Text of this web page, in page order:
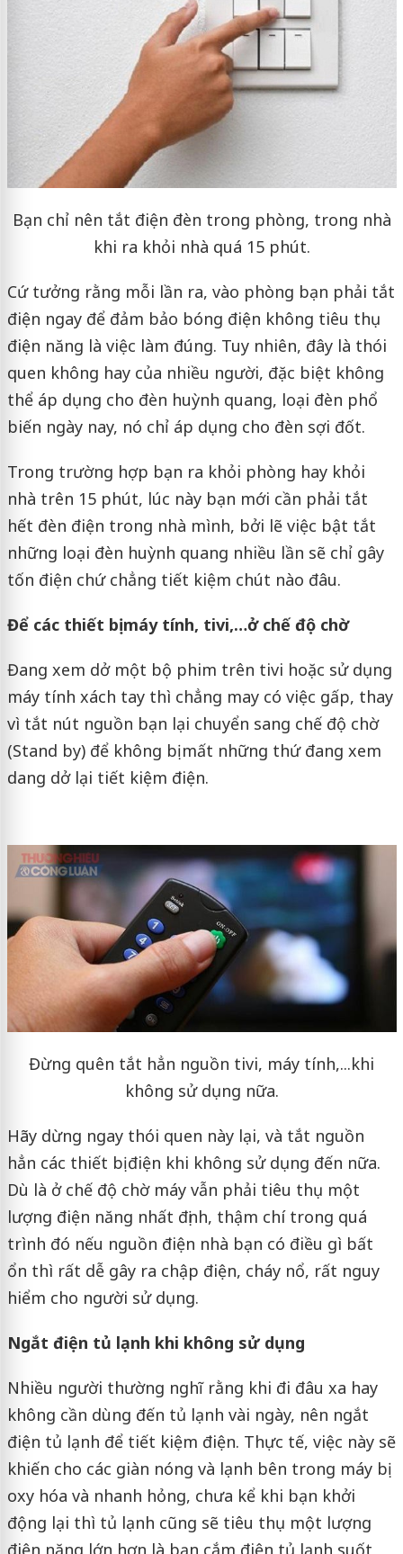
Bạn chỉ nên tắt điện đèn trong phòng, trong nhà
khi ra khỏi nhà quá 15 phút.
Cứ tưởng rằng mỗi lần ra, vào phòng bạn phải tắt
điện ngay để đảm bảo bóng điện không tiêu thụ
điện năng là việc làm đúng. Tuy nhiên, đây là thói
quen không hay của nhiều người, đặc biệt không
thể áp dụng cho đèn huỳnh quang, loại đèn phổ
biến ngày nay, nó chỉ áp dụng cho đèn sợi đốt.
Trong trường hợp bạn ra khỏi phòng hay khỏi
nhà trên 15 phút, lúc này bạn mới cần phải tắt
hết đèn điện trong nhà mình, bởi lẽ việc bật tắt
những loại đèn huỳnh quang nhiều lần sẽ chỉ gây
tốn điện chứ chẳng tiết kiệm chút nào đâu.
Để các thiết bị máy tính, tivi,…ở chế độ chờ
Đang xem dở một bộ phim trên tivi hoặc sử dụng
máy tính xách tay thì chẳng may có việc gấp, thay
vì tắt nút nguồn bạn lại chuyển sang chế độ chờ
(Stand by) để không bị mất những thứ đang xem
dang dở lại tiết kiệm điện.
Đừng quên tắt hẳn nguồn tivi, máy tính,...khi
không sử dụng nữa.
Hãy dừng ngay thói quen này lại, và tắt nguồn
hẳn các thiết bị điện khi không sử dụng đến nữa.
Dù là ở chế độ chờ máy vẫn phải tiêu thụ một
lượng điện năng nhất định, thậm chí trong quá
trình đó nếu nguồn điện nhà bạn có điều gì bất
ổn thì rất dễ gây ra chập điện, cháy nổ, rất nguy
hiểm cho người sử dụng.
Ngắt điện tủ lạnh khi không sử dụng
Nhiều người thường nghĩ rằng khi đi đâu xa hay
không cần dùng đến tủ lạnh vài ngày, nên ngắt
điện tủ lạnh để tiết kiệm điện. Thực tế, việc này sẽ
khiến cho các giàn nóng và lạnh bên trong máy bị
oxy hóa và nhanh hỏng, chưa kể khi bạn khởi
động lại thì tủ lạnh cũng sẽ tiêu thụ một lượng